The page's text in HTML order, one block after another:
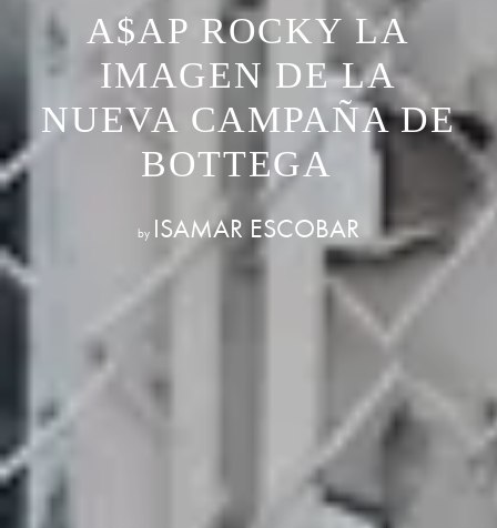
A$AP ROCKY LA
IMAGEN DE LA
NUEVA CAMPAÑA DE
BOTTEGA
by ISAMAR ESCOBAR